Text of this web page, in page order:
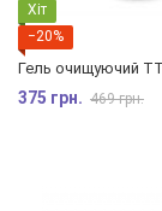
Хіт
−20%
Гель очищуючий
375 грн. 469 грн.